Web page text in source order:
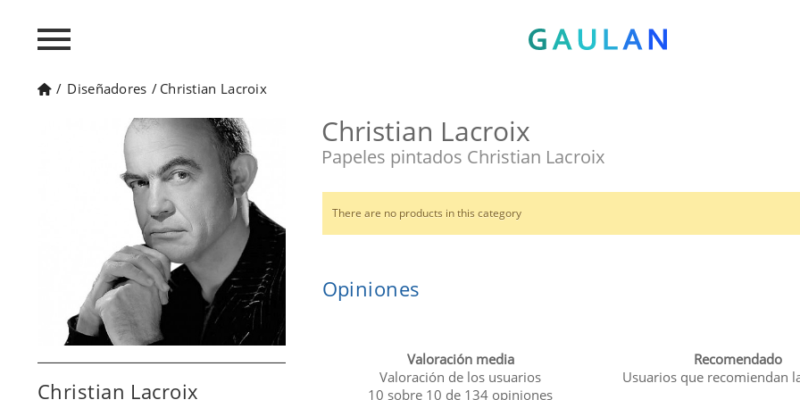
/ Diseñadores / Christian Lacroix
Christian Lacroix
Papeles pintados Christian Lacroix
Christian Lacroix
There are no products in this category
Opiniones
Valoración media
Valoración de los usuarios
10 sobre 10 de 134 opiniones
Recomendado
Usuarios que recomiendan